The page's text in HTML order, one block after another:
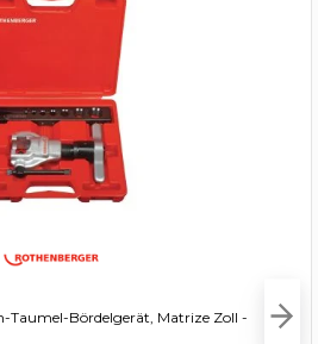
Taumel-Bördelgerät, Matrize Zoll -